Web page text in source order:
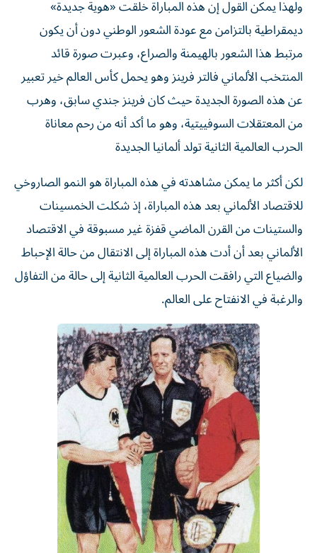
ولهذا يمكن القول إن هذه المباراة خلقت «هوية جديدة»
ديمقراطية بالتزامن مع عودة الشعور الوطني دون أن يكون
مرتبط هذا الشعور بالهيمنة والصراع، وعبرت صورة قائد
المنتخب الألماني فالتر فرينز وهو يحمل كأس العالم خير تعبير
عن هذه الصورة الجديدة حيث كان فرينز جندي سابق، وهرب
من المعتقلات السوفييتية، وهو ما أكد أنه من رحم معاناة
الحرب العالمية الثانية تولد ألمانيا الجديدة
لكن أكثر ما يمكن مشاهدته في هذه المباراة هو النمو الصاروخي
للاقتصاد الألماني بعد هذه المباراة، إذ شكلت الخمسينات
والستينات من القرن الماضي قفزة غير مسبوقة في الاقتصاد
الألماني بعد أن أدت هذه المباراة إلى الانتقال من حالة الإحباط
والضياع التي رافقت الحرب العالمية الثانية إلى حالة من التفاؤل
والرغبة في الانفتاح على العالم.